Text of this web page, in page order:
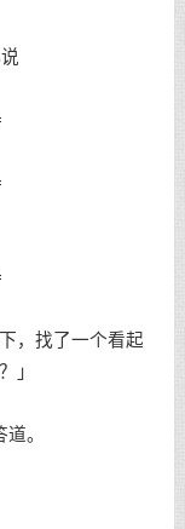
，找了一个看起
」
。